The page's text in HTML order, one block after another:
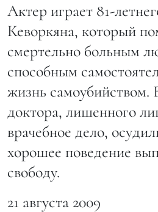
Актер играет 81-
Кеворкяна, который
смертельно больным
способным
жизнь самоубийством.
доктора, лишенного
врачебное дело,
хорошее поведение
свободу.
21 августа 2009